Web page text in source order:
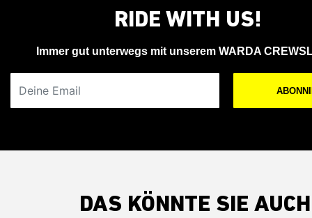
RIDE WITH US!
Immer gut unterwegs mit unserem WARDA
DAS KÖNNTE SIE AUCH